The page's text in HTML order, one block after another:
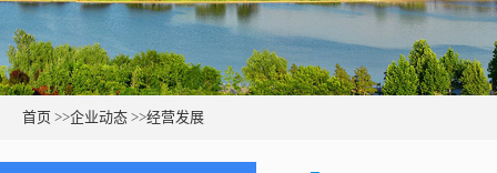
首页 >>企业动态 >>经营发展